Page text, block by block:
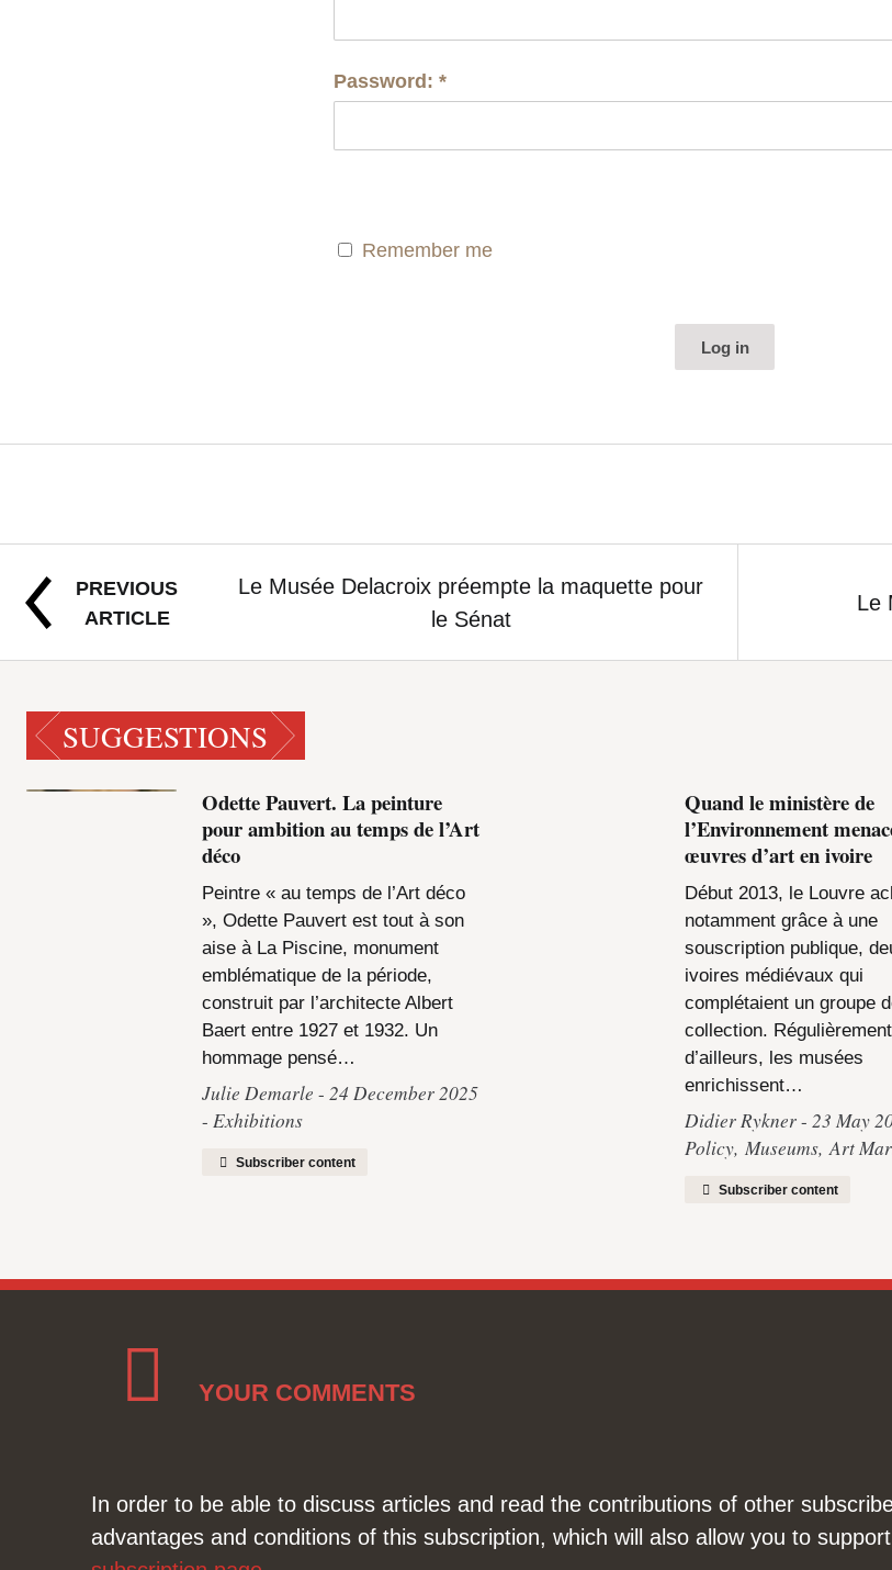
Password:*
Remember me
PREVIOUS
ARTICLE
Le Musée Delacroix préempte la maquette pour
le Sénat
Le
SUGGESTIONS
Odette Pauvert. La peinture
pour ambition au temps de l’Art
déco
Peintre « au temps de l’Art déco
», Odette Pauvert est tout à son
aise à La Piscine, monument
emblématique de la période,
construit par l’architecte Albert
Baert entre 1927 et 1932. Un
hommage pensé…
Julie Demarle
24 December 2025
Exhibitions
Subscriber content
Quand le ministère de
l’Environnement
œuvres d’art en ivoire
Début 2013, le Louvre
notamment grâce à une
souscription publique,
ivoires médiévaux qui
complétaient un groupe
collection. Régulièrement
d’ailleurs, les musées
enrichissent…
Didier Rykner 23 May
Policy, Museums,Art
Subscriber content
YOUR COMMENTS
In order to be able to discuss articles and read the contributions of other
advantages and conditions of this subscription, which will also allow you to support